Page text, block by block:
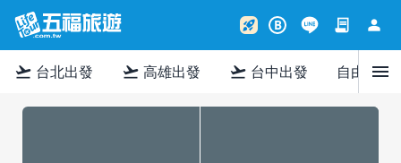
rocket_launch B contract person
flight_takeoff 台北出發 flight_takeoff 高雄出發 flight_takeoff 台中出發 自由行menu